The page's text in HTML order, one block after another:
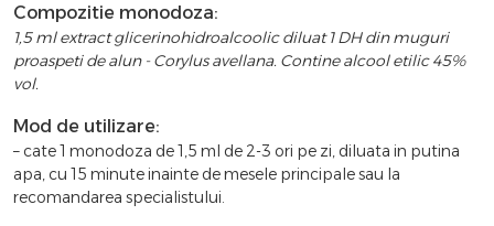
Compozitie monodoza:
1,5 ml extract glicerinohidroalcoolic diluat 1 DH din muguri
proaspeti de alun - Corylus avellana. Contine alcool etilic 45%
vol.
Mod de utilizare:
– cate 1 monodoza de 1,5 ml de 2-3 ori pe zi, diluata in putina
apa, cu 15 minute inainte de mesele principale sau la
recomandarea specialistului.